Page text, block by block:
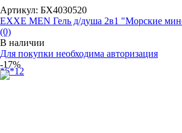
Артикул: БХ4030520
EXXE MEN Гель д/душа 2в1 "Морские
(0)
В наличии
Для покупки необходима авторизация
-17%